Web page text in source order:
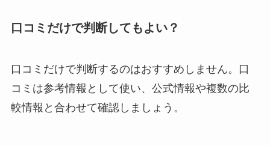
口コミだけで判断してもよい？
口コミだけで判断するのはおすすめしません。口
コミは参考情報として使い、公式情報や複数の比
較情報と合わせて確認しましょう。